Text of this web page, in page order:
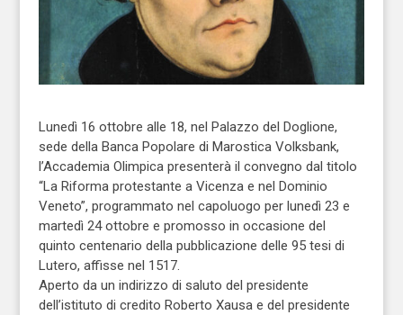
Lunedì 16 ottobre alle 18, nel Palazzo del Doglione,
sede della Banca Popolare di Marostica Volksbank,
l’Accademia Olimpica presenterà il convegno dal titolo
“La Riforma protestante a Vicenza e nel Dominio
Veneto”, programmato nel capoluogo per lunedì 23 e
martedì 24 ottobre e promosso in occasione del
quinto centenario della pubblicazione delle 95 tesi di
Lutero, affisse nel 1517.
Aperto da un indirizzo di saluto del presidente
dell’istituto di credito Roberto Xausa e del presidente